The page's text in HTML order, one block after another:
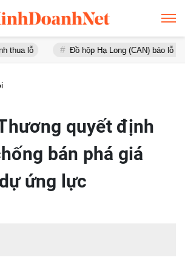
Đồ hộp Hạ Long (CAN) báo lỗ gần 16 tỷ
quyết định
bán phá giá
ứng lực